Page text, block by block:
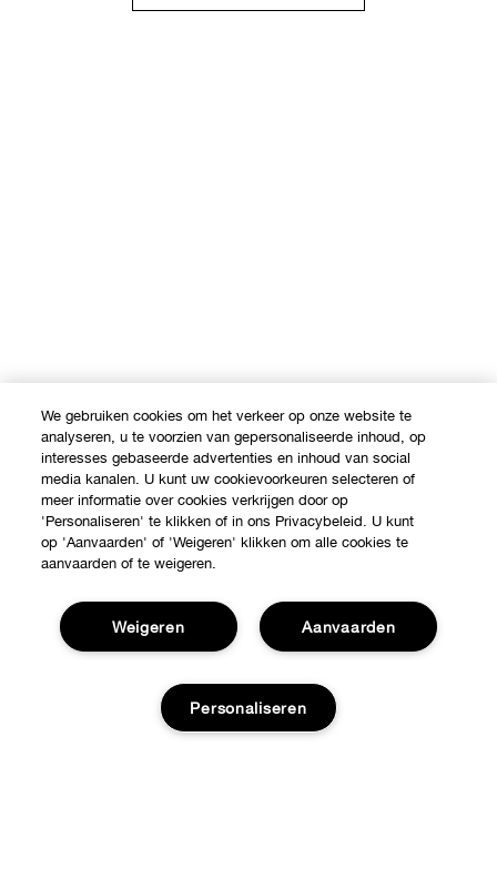
We gebruiken cookies om het verkeer op onze website te
analyseren, u te voorzien van gepersonaliseerde inhoud, op
interesses gebaseerde advertenties en inhoud van social
media kanalen. U kunt uw cookievoorkeuren selecteren of
meer informatie over cookies verkrijgen door op
'Personaliseren' te klikken of in ons Privacybeleid. U kunt
op 'Aanvaarden' of 'Weigeren' klikken om alle cookies te
aanvaarden of te weigeren.
Aanvaarden
Weigeren
Personaliseren